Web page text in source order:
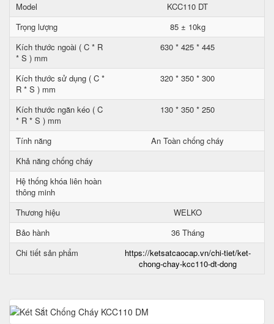
Model
KCC110 DT
Trọng lượng
85 ± 10kg
Kích thước ngoài ( C * R
* S ) mm
630 * 425 * 445
Kích thước sử dụng ( C *
R * S ) mm
320 * 350 * 300
Kích thước ngăn kéo ( C
* R * S ) mm
130 * 350 * 250
Tính năng
An Toàn chống cháy
Khả năng chống cháy
Hệ thống khóa liên hoàn
thông minh
Thương hiệu
WELKO
Bảo hành
36 Tháng
Chi tiết sản phẩm
https://ketsatcaocap.vn/chi-tiet/ket-
chong-chay-kcc110-dt-dong